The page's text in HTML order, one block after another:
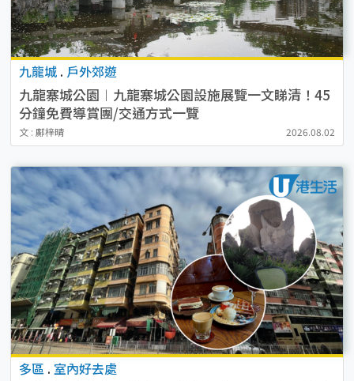
九龍城 . 戶外郊遊
九龍寨城公園︱九龍寨城公園設施展覽一文睇清！45
分鐘免費導賞團/交通方式一覽
文 : 鄺梓晴 2026.08.02
多區 . 室內好去處